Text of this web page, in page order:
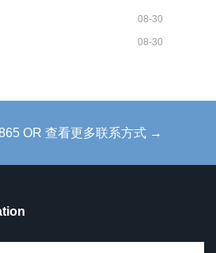
08-30
08-30
OR 查看更多联系方式 →